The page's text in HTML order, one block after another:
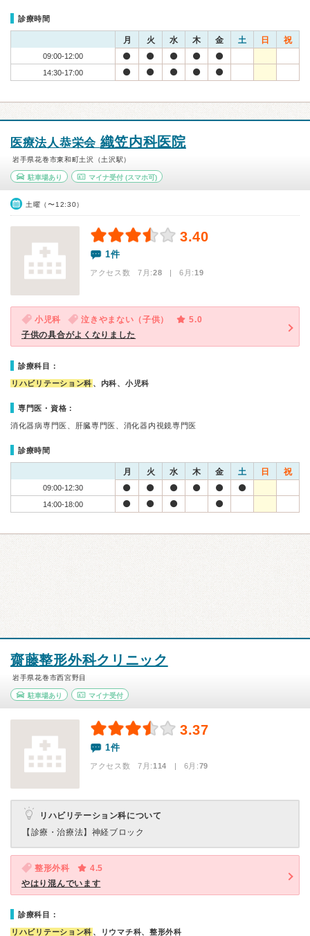
診療時間
月 火 水 木 金 土 日 祝
09:00-12:00
14:30-17:00
医療法人恭栄会 織笠内科医院
岩手県花巻市東和町土沢（土沢駅）
駐車場あり マイナ受付(スマホ可)
土曜（〜12:30）
3.40
1件
アクセス数 7月:28 | 6月:19
小児科 泣きやまない（子供）
5.0
子供の具合がよくなりました
診療科目：
リハビリテーション科 、内科、小児科
専門医・資格：
消化器病専門医、肝臓専門医、消化器内視鏡専門医
診療時間
月 火 水 木 金 土 日 祝
09:00-12:30
14:00-18:00
齋藤整形外科クリニック
岩手県花巻市西宮野目
駐車場あり マイナ受付
3.37
1件
アクセス数 7月:114 | 6月:79
リハビリテーション科について
【診療・治療法】 神経ブロック
整形外科
4.5
やはり混んでいます
診療科目：
リハビリテーション科 、リウマチ科、整形外科